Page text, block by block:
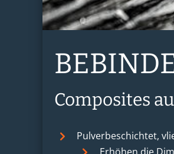
Composites
Pulverbeschichtet,